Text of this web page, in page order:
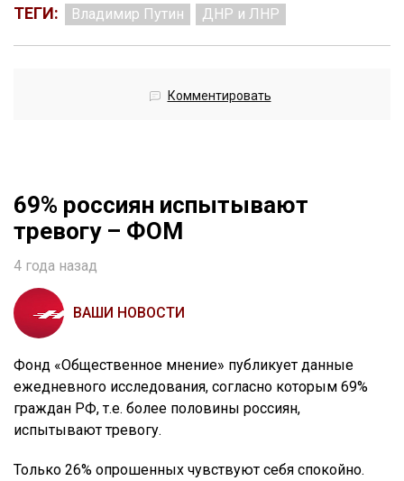
ТЕГИ: Владимир Путин ДНР и ЛНР
Комментировать
69% россиян испытывают
тревогу – ФОМ
4 года назад
ВАШИ НОВОСТИ
Фонд «Общественное мнение» публикует данные
ежедневного исследования, согласно которым 69%
граждан РФ, т.е. более половины россиян,
испытывают тревогу.
Только 26% опрошенных чувствуют себя спокойно.